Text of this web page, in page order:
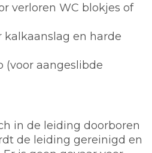
verloren WC blokjes of
kalkaanslag en harde
(voor aangeslibde
in de leiding doorboren
de leiding gereinigd en